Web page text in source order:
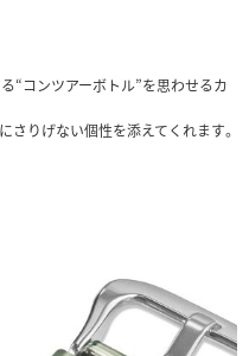
“コンツアーボトル”を思わせるカ
さりげない個性を添えてくれます。